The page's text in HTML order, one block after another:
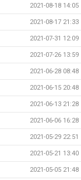
2021-08-18 14:05
2021-08-17 21:33
2021-07-31 12:09
2021-07-26 13:59
2021-06-28 08:48
2021-06-15 20:48
2021-06-13 21:28
2021-06-06 16:28
2021-05-29 22:51
2021-05-21 13:40
2021-05-05 21:48